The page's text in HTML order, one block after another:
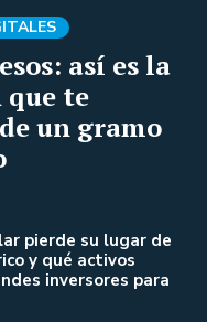
así es la
te
un gramo
pierde su lugar de
y qué activos
inversores para